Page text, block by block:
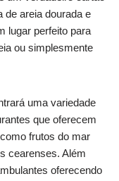
de areia dourada e
lugar perfeito para
ou simplesmente
uma variedade
que oferecem
frutos do mar
cearenses. Além
oferecendo